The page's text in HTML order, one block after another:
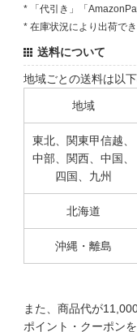
* 「代引き」「
* 在庫状況により出荷で
送料について
地域ごとの送料は以下
地域
東北、関東甲信越、
中部、関西、中国、
四国、九州
北海道
沖縄・離島
また、商品代が
ポイント・クーポン